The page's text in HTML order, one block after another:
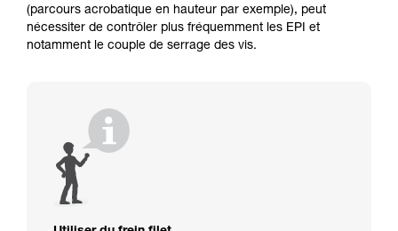
(parcours acrobatique en hauteur par exemple), peut
nécessiter de contrôler plus fréquemment les EPI et
notamment le couple de serrage des vis.